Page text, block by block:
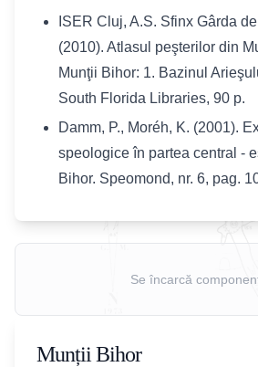
ISER Cluj, A.S. Sfinx Gârda
(2010). Atlasul peşterilor din
Munţii Bihor: 1. Bazinul
South Florida Libraries, 90 p.
Damm, P., Moréh, K. (2001).
speologice în partea central -
Bihor. Speomond, nr. 6, pag.
Se încarcă
Munții Bihor